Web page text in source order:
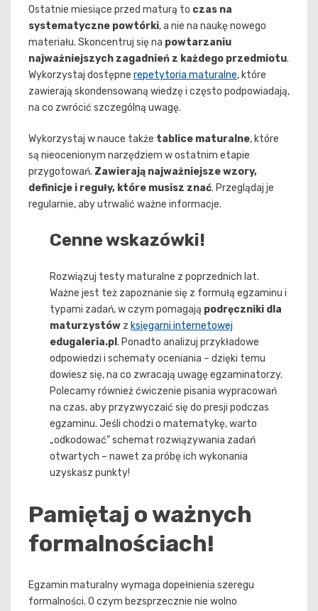
Ostatnie miesiące przed maturą to czas na
systematyczne powtórki, a nie na naukę nowego
materiału. Skoncentruj się na powtarzaniu
najważniejszych zagadnień z każdego przedmiotu.
Wykorzystaj dostępne repetytoria maturalne, które
zawierają skondensowaną wiedzę i często podpowiadają,
na co zwrócić szczególną uwagę.
Wykorzystaj w nauce także tablice maturalne, które
są nieocenionym narzędziem w ostatnim etapie
przygotowań. Zawierają najważniejsze wzory,
definicje i reguły, które musisz znać. Przeglądaj je
regularnie, aby utrwalić ważne informacje.
Cenne wskazówki!
Rozwiązuj testy maturalne z poprzednich lat.
Ważne jest też zapoznanie się z formułą egzaminu i
typami zadań, w czym pomagają podręczniki dla
maturzystów z księgarni internetowej
edugaleria.pl . Ponadto analizuj przykładowe
odpowiedzi i schematy oceniania – dzięki temu
dowiesz się, na co zwracają uwagę egzaminatorzy.
Polecamy również ćwiczenie pisania wypracowań
na czas, aby przyzwyczaić się do presji podczas
egzaminu. Jeśli chodzi o matematykę, warto
„odkodować” schemat rozwiązywania zadań
otwartych – nawet za próbę ich wykonania
uzyskasz punkty!
Pamiętaj o ważnych
formalnościach!
Egzamin maturalny wymaga dopełnienia szeregu
formalności. O czym bezsprzecznie nie wolno